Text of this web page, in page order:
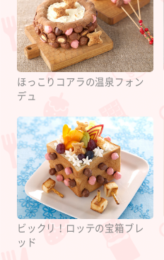
ほっこりコアラの温泉フォン
デュ
ビックリ！ロッテの宝箱ブレ
ッド